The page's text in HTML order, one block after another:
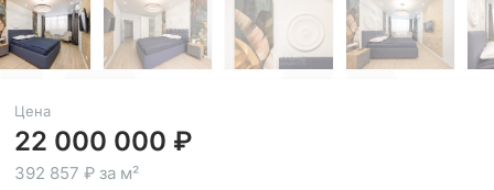
Цена
22 000 000 ₽
392 857 ₽ за м²